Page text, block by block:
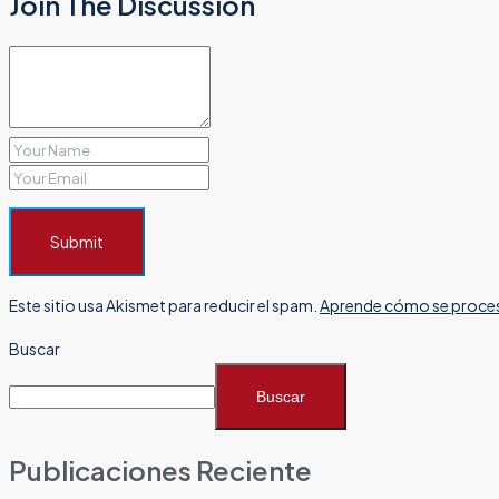
Submit
Este sitio usa Akismet para reducir el spam. Aprende cómo se
Buscar
Buscar
Publicaciones Reciente